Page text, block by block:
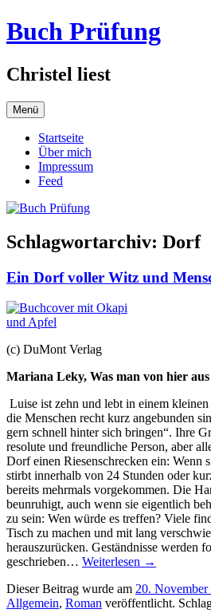
Zum
Inhalt
Buch Prüfung
Christel liest
Menü
Startseite
Über mich
Impressum
Feed
Schlagwortarchiv: Dorf
Ein Dorf voller Witz und
(c) DuMont Verlag
Mariana Leky, Was man von hier
Luise ist zehn und lebt in einem
die Menschen recht kurz angebunden
gern schnell hinter sich bringen“. Ihre
resolute und freundliche Person, aber
Dorf einen Riesenschrecken ein: Wenn
stirbt innerhalb von 24 Stunden oder
bereits mehrmals vorgekommen. Die
beunruhigt, auch wenn sie eigentlich
zu sein: Wen würde es treffen? Viele
Tisch zu machen und mit lang
herauszurücken. Geständnisse werden
geschrieben… Weiterlesen →
Dieser Beitrag wurde am 20. November
Allgemein, Roman veröffentlicht.